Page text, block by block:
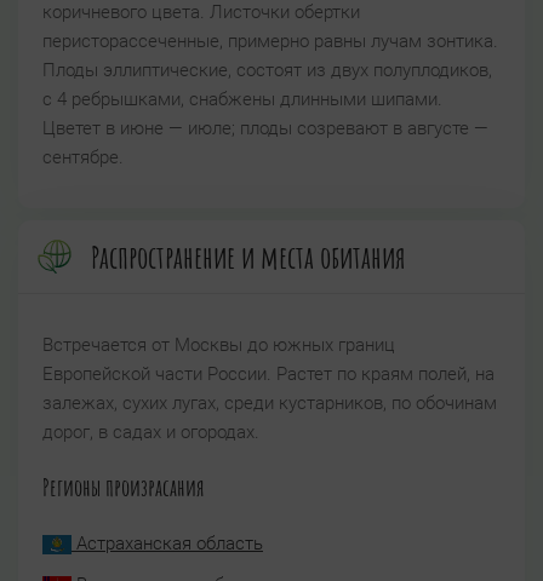
коричневого цвета. Листочки обертки
перисторассеченные, примерно равны лучам зонтика.
Плоды эллиптические, состоят из двух полуплодиков,
с 4 ребрышками, снабжены длинными шипами.
Цветет в июне — июле; плоды созревают в августе —
сентябре.
Распространение и места обитания
Встречается от Москвы до южных границ
Европейской части России. Растет по краям полей, на
залежах, сухих лугах, среди кустарников, по обочинам
дорог, в садах и огородах.
Регионы произрасания
Астраханская область